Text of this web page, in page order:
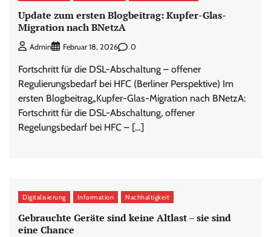
Update zum ersten Blogbeitrag: Kupfer-Glas-
Migration nach BNetzA
Admin Februar 18, 2026 0
Fortschritt für die DSL-Abschaltung – offener
Regulierungsbedarf bei HFC (Berliner Perspektive) Im
ersten Blogbeitrag„Kupfer-Glas-Migration nach BNetzA:
Fortschritt für die DSL-Abschaltung, offener
Regelungsbedarf bei HFC – […]
Digitalisierung Information Nachhaltigkeit
Gebrauchte Geräte sind keine Altlast – sie sind
eine Chance